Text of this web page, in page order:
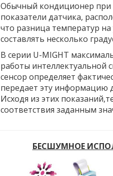
Обычный кондиционер при
показатели датчика,
что разница температур
составлять несколько
В серии U-MIGHT
работы интеллектуальной
сенсор определяет
передает эту информацию
Исходя из этих
соответствия заданным
БЕСШУМНОЕ